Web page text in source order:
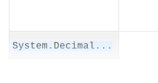
System.Decimal...